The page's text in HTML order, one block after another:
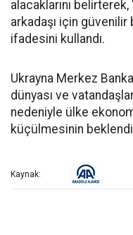
alacaklarını
arkadaşı için güvenilir
ifadesini kullandı.
Ukrayna Merkez
dünyası ve
nedeniyle ülke
küçülmesinin
Kaynak: